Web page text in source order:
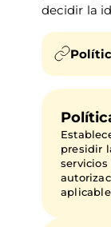
decidir la
presidir